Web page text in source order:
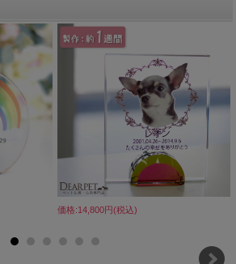
価格:14,800円(税込)